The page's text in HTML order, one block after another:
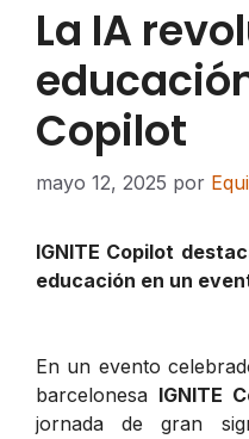
La IA
Copilot
mayo 12, 2025 por
IGNITE Copilot
educación en un
En un evento
barcelonesa IGNITE
jornada de gran